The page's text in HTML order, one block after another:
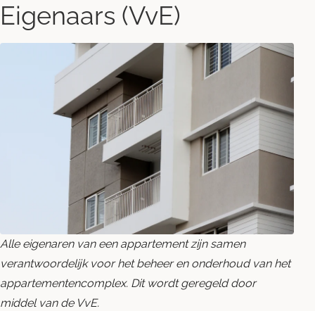
Diensten
Bedrijven
Contact opnemen
Eigenaars (VvE)
Alle eigenaren van een appartement zijn samen
verantwoordelijk voor het beheer en onderhoud van het
appartementencomplex. Dit wordt geregeld door
middel van de VvE.